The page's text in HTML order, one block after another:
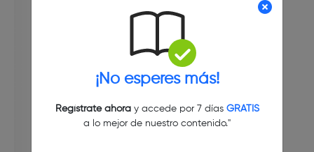
¡No esperes más!
Regístrate ahoray accede por 7 días GRATIS
a lo mejor de nuestro contenido."